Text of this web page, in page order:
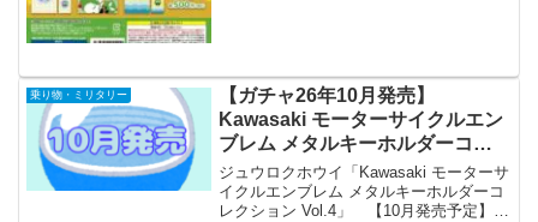
乗り物・ミリタリー
【ガチャ26年10月発売】
Kawasaki モーターサイクルエン
ブレム メタルキーホルダーコレ
クション Vol.4【ジュウロクホウ
イ】
ジュウロクホウイ「Kawasaki モーターサ
イクルエンブレム メタルキーホルダーコ
レクション Vol.4」 【10月発売予定】